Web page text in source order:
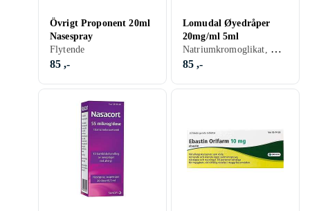
Övrigt Proponent 20ml
Nasespray
Flytende
85 ,-
Lomudal Øyedråper
20mg/ml 5ml
Natriumkromoglikat, Øyedråper
85 ,-